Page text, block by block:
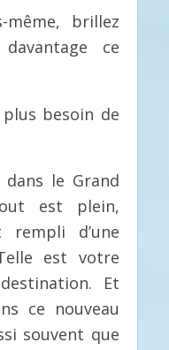
même, brillez
ce
plus besoin de
dans le Grand
est plein,
d’une
est votre
Et
ce nouveau
souvent que